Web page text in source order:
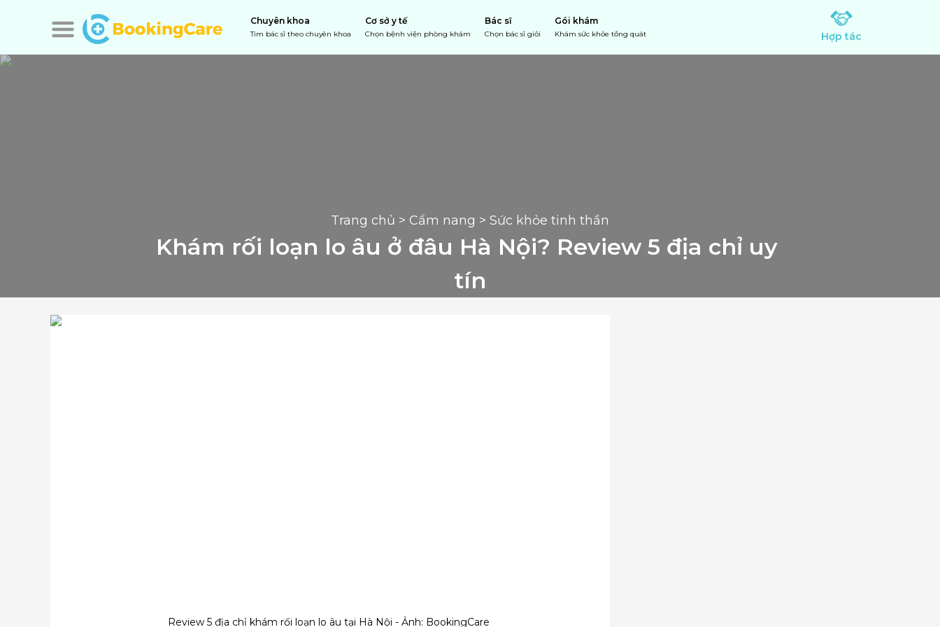
Chuyên khoa
Tìm bác sĩ theo chuyên khoa
Cơ sở y tế
Chọn bệnh viện phòng khám
Bác sĩ
Chọn bác sĩ giỏi
Gói khám
Khám sức khỏe tổng quát Hợp tác
Trang chủ > Cẩm nang > Sức khỏe tinh thần
Khám rối loạn lo âu ở đâu Hà Nội? Review 5 địa chỉ uy
tín
Review 5 địa chỉ khám rối loạn lo âu tại Hà Nội - Ảnh: BookingCare